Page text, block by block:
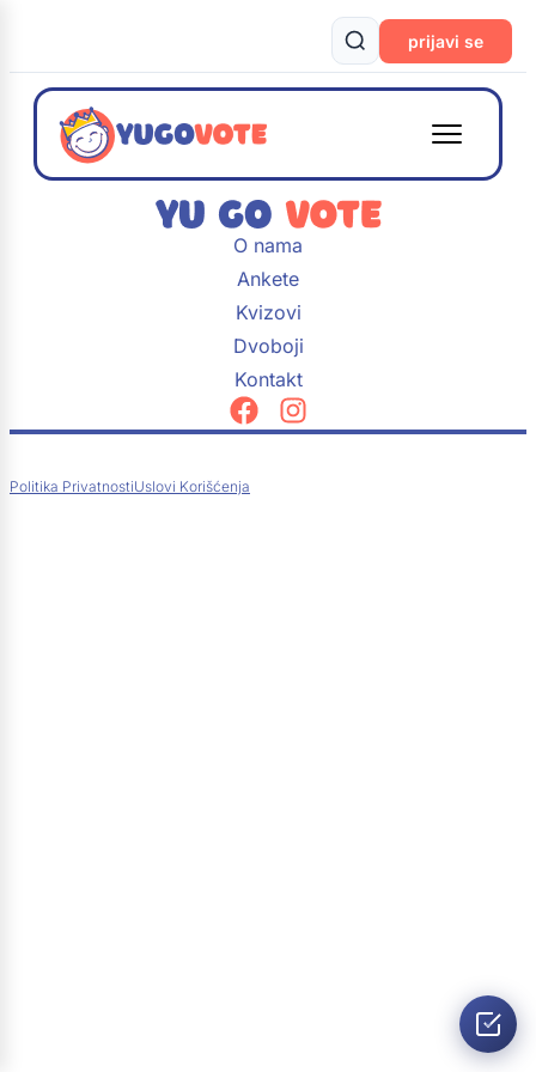
prijavi se
O nama
Ankete
Kvizovi
Dvoboji
Kontakt
Politika PrivatnostiUslovi Korišćenja